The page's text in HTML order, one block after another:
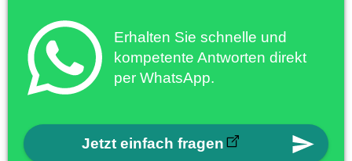
Erhalten Sie schnelle und
kompetente Antworten direkt
per WhatsApp.
Jetzt einfach fragen